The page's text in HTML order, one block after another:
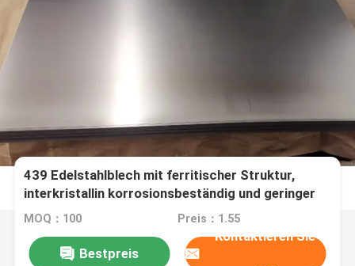
439 Edelstahlblech mit ferritischer Struktur,
interkristallin korrosionsbeständig und geringer
Wärmeausdehnung
MOQ：100 Preis：1.55
Bestpreis
Kontaktieren Sie